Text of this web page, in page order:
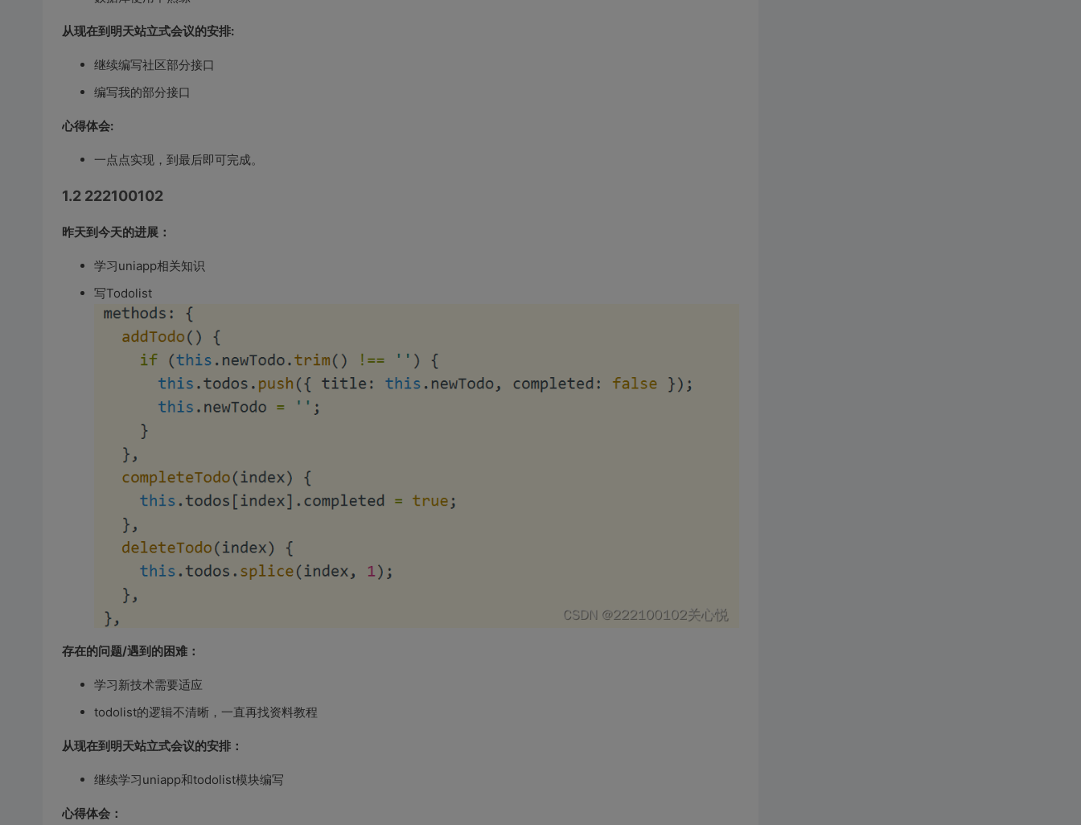
从现在到明天站立式会议的安排:
继续编写社区部分接口
编写我的部分接口
心得体会:
一点点实现，到最后即可完成。
1.2 222100102
昨天到今天的进展：
学习uniapp相关知识
写Todolist
存在的问题/遇到的困难：
学习新技术需要适应
todolist的逻辑不清晰，一直再找资料教程
从现在到明天站立式会议的安排：
继续学习uniapp和todolist模块编写
心得体会：